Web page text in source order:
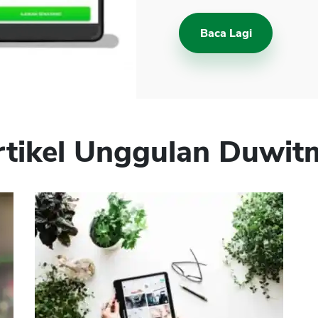
Baca Lagi
Unggulan